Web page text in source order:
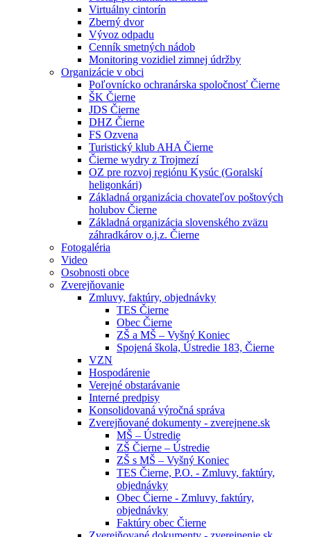
Virtuálny cintorín
Zberný dvor
Vývoz odpadu
Cenník smetných nádob
Monitoring vozidiel zimnej údržby
Organizácie v obci
Poľovnícko ochranárska spoločnosť Čierne
ŠK Čierne
JDS Čierne
DHZ Čierne
FS Ozvena
Turistický klub AHA Čierne
Čierne wydry z Trojmezí
OZ pre rozvoj regiónu Kysúc (Goralskí
heligonkári)
Základná organizácia chovateľov poštových
holubov Čierne
Základná organizácia slovenského zväzu
záhradkárov o.j.z. Čierne
Fotogaléria
Video
Osobnosti obce
Zverejňovanie
Zmluvy, faktúry, objednávky
TES Čierne
Obec Čierne
ZŠ a MŠ – Vyšný Koniec
Spojená škola, Ústredie 183, Čierne
VZN
Hospodárenie
Verejné obstarávanie
Interné predpisy
Konsolidovaná výročná správa
Zverejňované dokumenty - zverejnene.sk
MŠ – Ústredie
ZŠ Čierne – Ústredie
ZŠ s MŠ – Vyšný Koniec
TES Čierne, P.O. - Zmluvy, faktúry,
objednávky
Obec Čierne - Zmluvy, faktúry,
objednávky
Faktúry obec Čierne